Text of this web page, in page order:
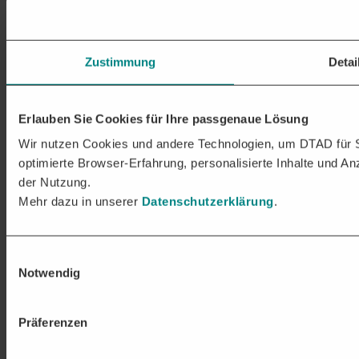
Zustimmung
Erlauben Sie Cookies für Ihre passgenaue Lösung
Wir nutzen Cookies und andere Technologien, um DTAD
optimierte Browser-Erfahrung, personalisierte Inhalte und
der Nutzung.
Mehr dazu in unserer Datenschutzerklärung.
Notwendig
Präferenzen
Zum Seitenanfang
Ausschreibungen
Bauaufträge
Bauaufträge
Vergabestellen
Lösungen
Über DTAD
Service
Datenschutz
Impressum